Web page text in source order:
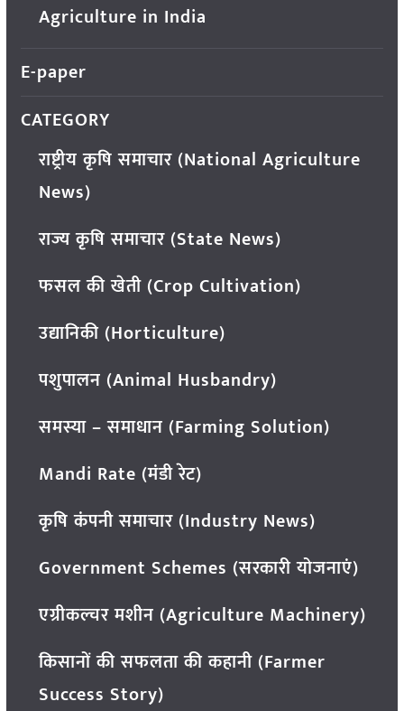
Agriculture in India
E-paper
CATEGORY
राष्ट्रीय कृषि समाचार (National Agriculture
News)
राज्य कृषि समाचार (State News)
फसल की खेती (Crop Cultivation)
उद्यानिकी (Horticulture)
पशुपालन (Animal Husbandry)
समस्या – समाधान (Farming Solution)
Mandi Rate (मंडी रेट)
कृषि कंपनी समाचार (Industry News)
Government Schemes (सरकारी योजनाएं)
एग्रीकल्चर मशीन (Agriculture Machinery)
किसानों की सफलता की कहानी (Farmer
Success Story)